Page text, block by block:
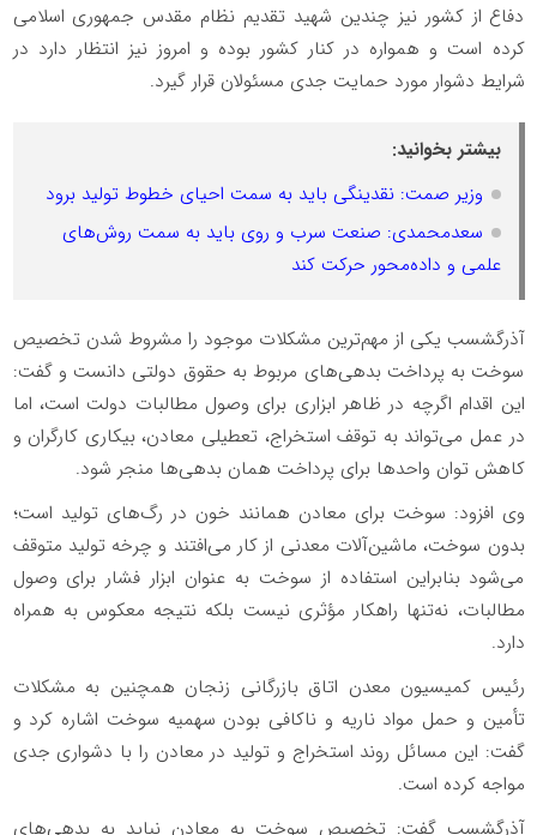
دفاع از کشور نیز چندین شهید تقدیم نظام مقدس جمهوری اسلامی
کرده است و همواره در کنار کشور بوده و امروز نیز انتظار دارد در
شرایط دشوار مورد حمایت جدی مسئولان قرار گیرد.
بیشتر بخوانید:
وزیر صمت: نقدینگی باید به سمت احیای خطوط تولید برود
سعدمحمدی: صنعت سرب و روی باید به سمت روش‌های
علمی و داده‌محور حرکت کند
آذرگشسب یکی از مهم‌ترین مشکلات موجود را مشروط شدن تخصیص
سوخت به پرداخت بدهی‌های مربوط به حقوق دولتی دانست و گفت:
این اقدام اگرچه در ظاهر ابزاری برای وصول مطالبات دولت است، اما
در عمل می‌تواند به توقف استخراج، تعطیلی معادن، بیکاری کارگران و
کاهش توان واحدها برای پرداخت همان بدهی‌ها منجر شود.
وی افزود: سوخت برای معادن همانند خون در رگ‌های تولید است؛
بدون سوخت، ماشین‌آلات معدنی از کار می‌افتند و چرخه تولید متوقف
می‌شود بنابراین استفاده از سوخت به عنوان ابزار فشار برای وصول
مطالبات، نه‌تنها راهکار مؤثری نیست بلکه نتیجه معکوس به همراه
دارد.
رئیس کمیسیون معدن اتاق بازرگانی زنجان همچنین به مشکلات
تأمین و حمل مواد ناریه و ناکافی بودن سهمیه سوخت اشاره کرد و
گفت: این مسائل روند استخراج و تولید در معادن را با دشواری جدی
مواجه کرده است.
آذرگشسب گفت: تخصیص سوخت به معادن نباید به بدهی‌های